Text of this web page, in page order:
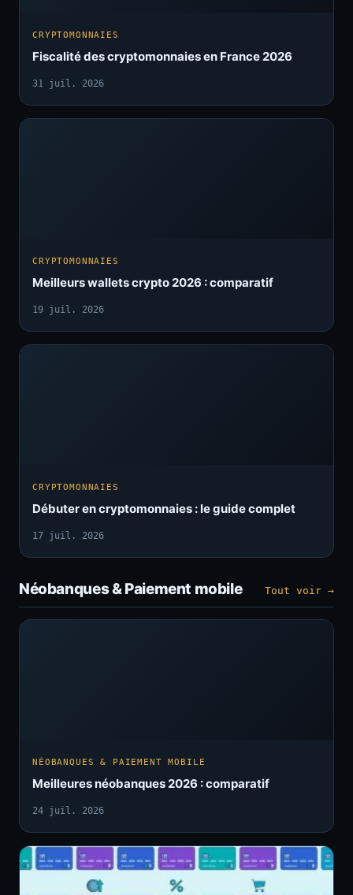
CRYPTOMONNAIES
Fiscalité des cryptomonnaies en France 2026
31 juil. 2026
CRYPTOMONNAIES
Meilleurs wallets crypto 2026 : comparatif
19 juil. 2026
CRYPTOMONNAIES
Débuter en cryptomonnaies : le guide complet
17 juil. 2026
Néobanques & Paiement mobile Tout voir →
NÉOBANQUES & PAIEMENT MOBILE
Meilleures néobanques 2026 : comparatif
24 juil. 2026